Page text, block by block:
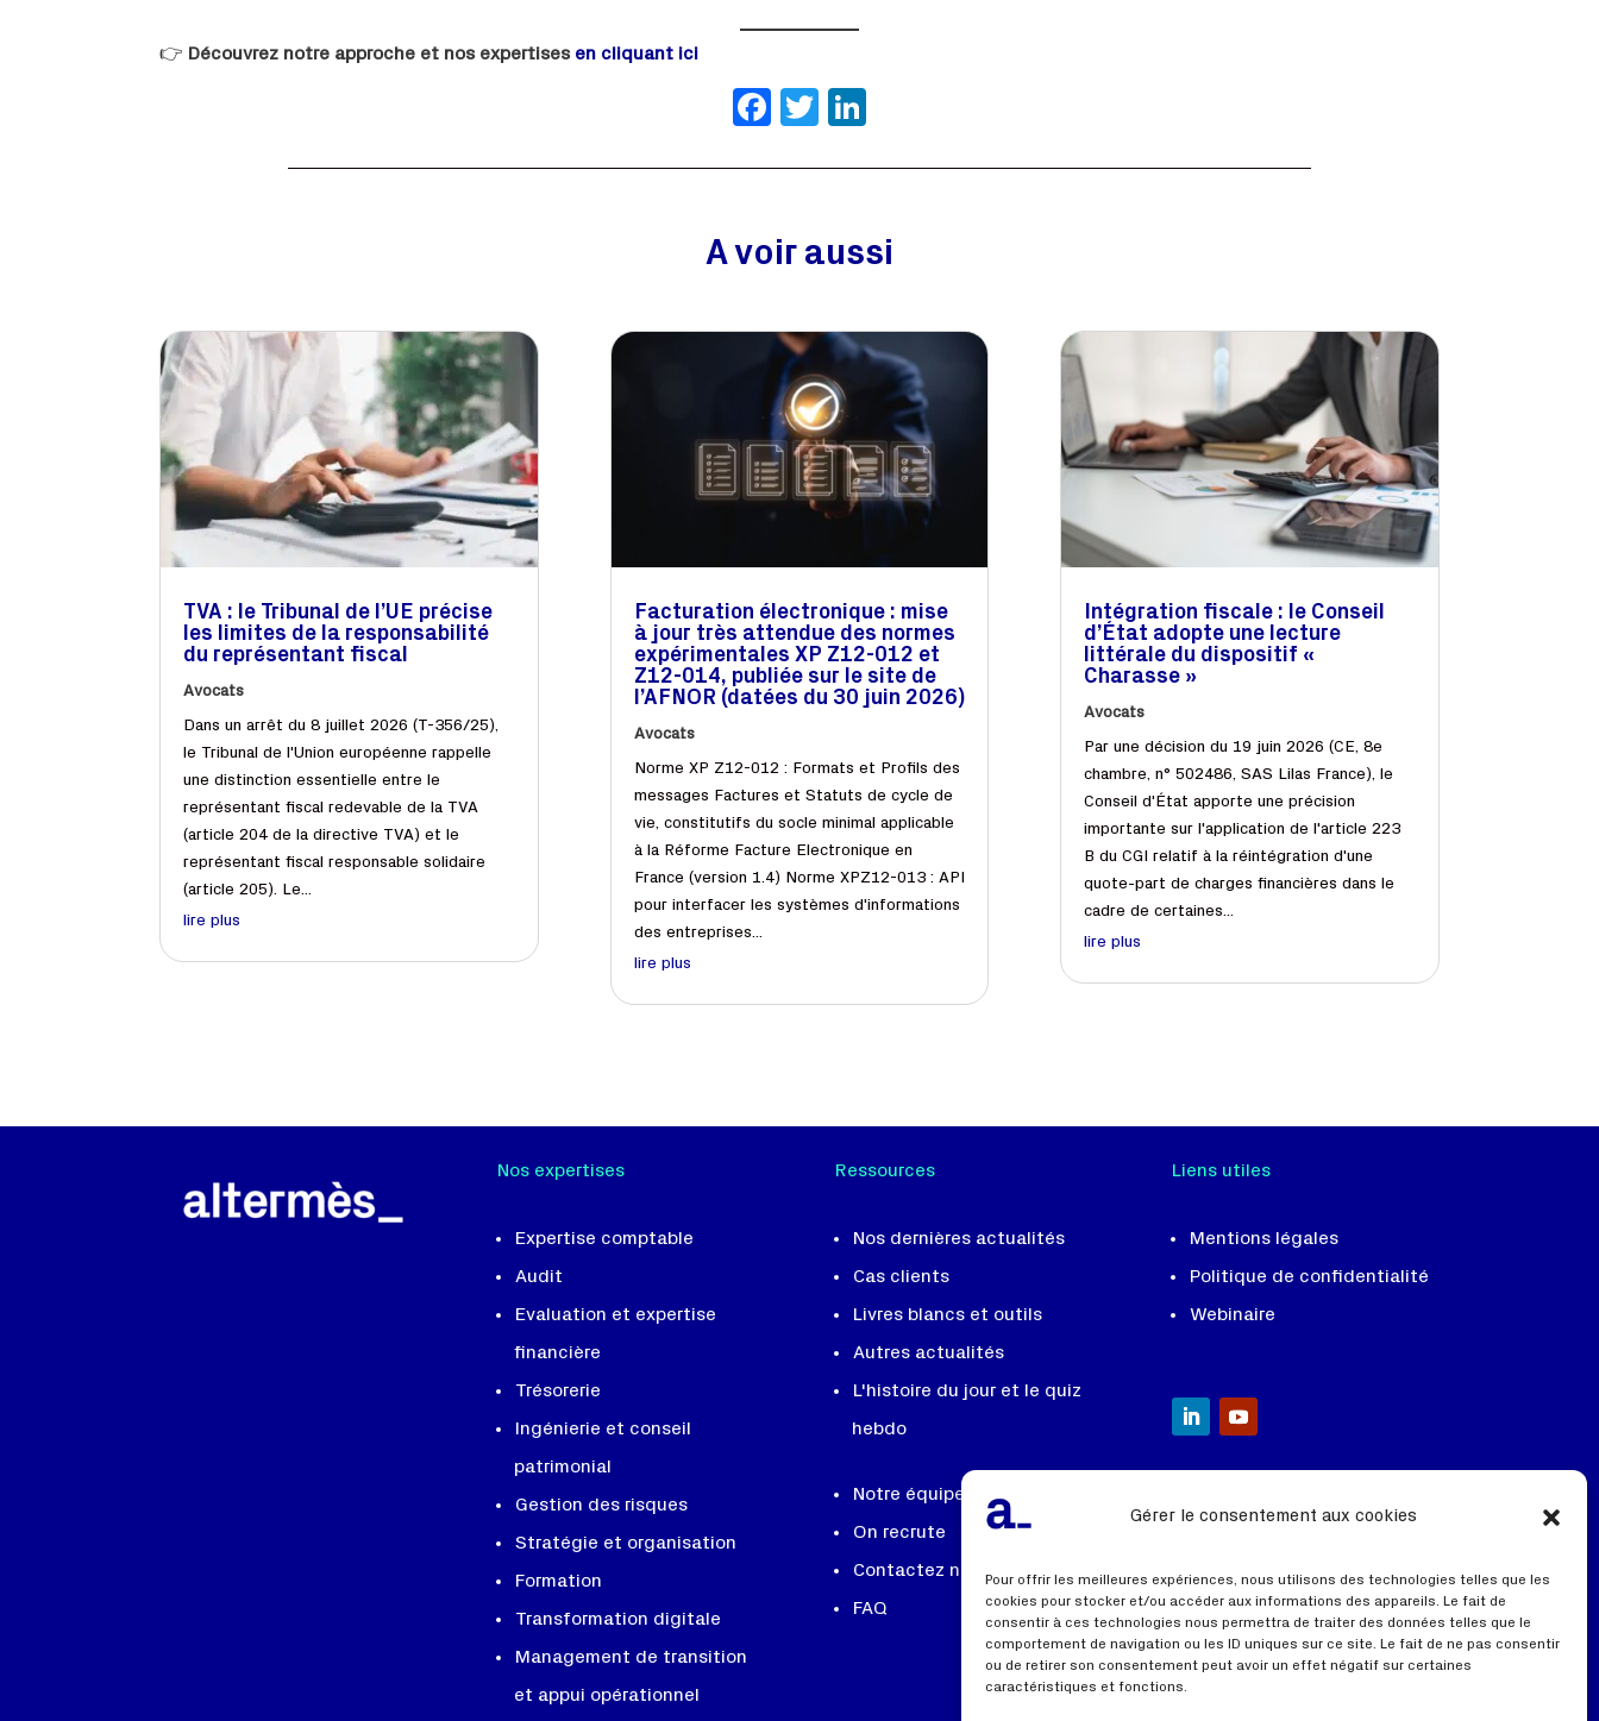
Gérer le consentement aux cookies
Pour offrir les meilleures expériences, nous utilisons des technologies telles que les
cookies pour stocker et/ou accéder aux informations des appareils. Le fait de
consentir à ces technologies nous permettra de traiter des données telles que le
comportement de navigation ou les ID uniques sur ce site. Le fait de ne pas consentir
ou de retirer son consentement peut avoir un effet négatif sur certaines
caractéristiques et fonctions.
👉 Découvrez notre approche et nos expertises en cliquant ici
Facebook
Twitter
A voir aussi
TVA : le Tribunal de l’UE précise
les limites de la responsabilité
du représentant fiscal
Avocats
Dans un arrêt du 8 juillet 2026 (T-356/25),
le Tribunal de l'Union européenne rappelle
une distinction essentielle entre le
représentant fiscal redevable de la TVA
(article 204 de la directive TVA) et le
représentant fiscal responsable solidaire
(article 205). Le...
lire plus
Facturation électronique : mise
à jour très attendue des normes
expérimentales XP Z12-012 et
Z12-014, publiée sur le site de
l’AFNOR (datées du 30 juin 2026)
Avocats
Norme XP Z12-012 : Formats et Profils des
messages Factures et Statuts de cycle de
vie, constitutifs du socle minimal applicable
à la Réforme Facture Electronique en
France (version 1.4) Norme XPZ12-013 : API
pour interfacer les systèmes d'informations
des entreprises...
lire plus
Intégration fiscale : le Conseil
d’État adopte une lecture
littérale du dispositif «
Charasse »
Avocats
Par une décision du 19 juin 2026 (CE, 8e
chambre, n° 502486, SAS Lilas France), le
Conseil d'État apporte une précision
importante sur l'application de l'article 223
B du CGI relatif à la réintégration d'une
quote-part de charges financières dans le
cadre de certaines...
lire plus
Nos expertises
Expertise comptable
Audit
Evaluation et expertise
financière
Trésorerie
Ingénierie et conseil
patrimonial
Gestion des risques
Stratégie et organisation
Formation
Transformation digitale
Management de transition
et appui opérationnel
Ressources
Nos dernières actualités
Cas clients
Livres blancs et outils
Autres actualités
L'histoire du jour et le quiz
hebdo
Notre équipe, notre ADN
On recrute
Contactez nous
FAQ
Liens utiles
Mentions légales
Politique de confidentialité
Webinaire